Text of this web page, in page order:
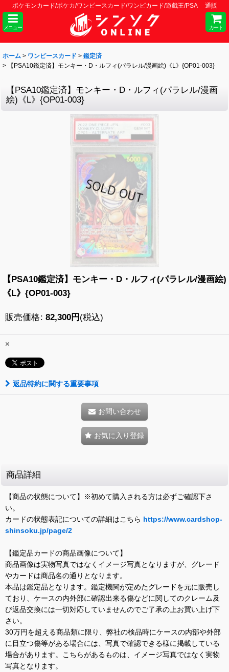
ポケモンカード/ポケカ/ワンピースカード/ワンピカード/遊戯王/PSA 通販
メニュー カート
ホーム > ワンピースカード > 鑑定済
>
【PSA10鑑定済】モンキー・D・ルフィ(パラレル/漫画絵)《L》{OP01-003}
【PSA10鑑定済】モンキー・D・ルフィ(パラレル/漫画
絵)《L》{OP01-003}
【PSA10鑑定済】モンキー・D・ルフィ(パラレル/漫画絵)
《L》{OP01-003}
販売価格: 82,300円 (税込)
×
返品特約に関する重要事項
お問い合わせ
お気に入り登録
商品詳細
【商品の状態について】※初めて購入される方は必ずご確認下さ
い。
カードの状態表記についての詳細はこちら https://www.cardshop-
shinsoku.jp/page/2
【鑑定品カードの商品画像について】
商品画像は実物写真ではなくイメージ写真となりますが、グレード
やカードは商品名の通りとなります。
本品は鑑定品となります。鑑定機関が定めたグレードを元に販売し
ており、ケースの内外部に確認出来る傷などに関してのクレーム及
び返品交換には一切対応していませんのでご了承の上お買い上げ下
さい。
30万円を超える商品類に限り、弊社の検品時にケースの内部や外部
に目立つ傷等がある場合には、写真で確認できる様に掲載している
場合があります。こちらがあるものは、イメージ写真ではなく実物
写真となります。